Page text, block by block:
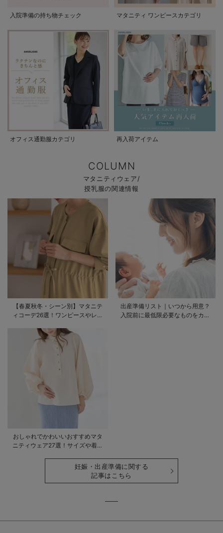
入院準備の持ち物チェック マタニティ ワンピースカテゴリ
オフィス通勤服カテゴリ 再入荷アイテム
COLUMN
マタニティウェア/
授乳服の関連情報
【春夏秋冬・シーン別】マタニテ
ィコーデ26選！ワンピースやレギ
出産準備リスト｜いつから用意？
入院前に最低限必要なものをカテ
おしゃれでかわいいおすすめマタ
ニティウェア27選！サイズや着る
妊娠・出産準備に関する
記事はこちら